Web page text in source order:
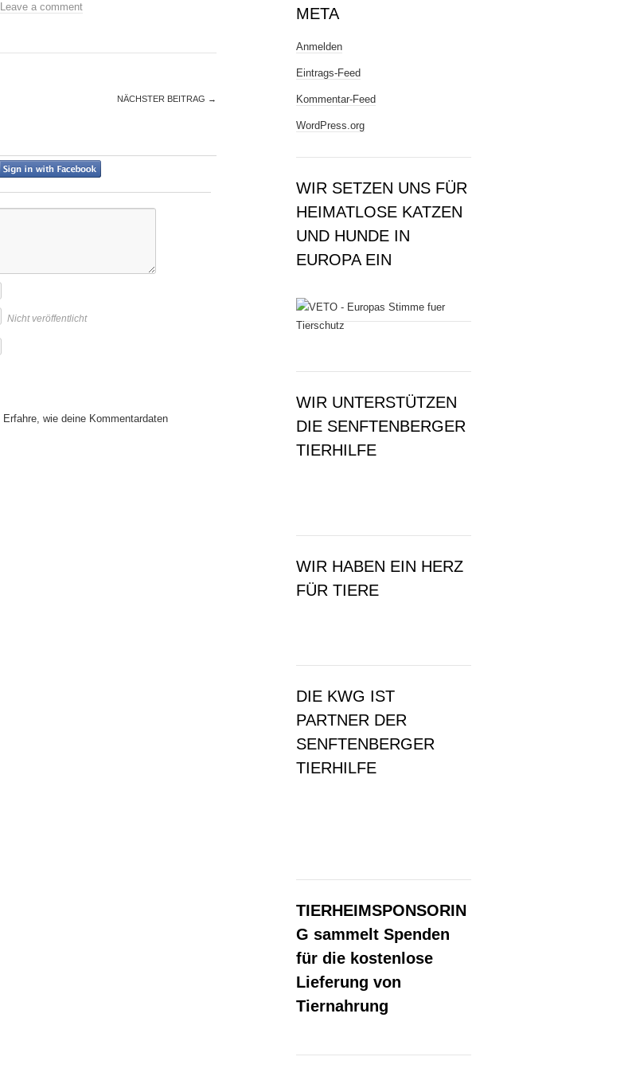
Leave a comment
NÄCHSTER BEITRAG →
Nicht veröffentlicht
Erfahre, wie deine Kommentardaten
META
Anmelden
Eintrags-Feed
Kommentar-Feed
WordPress.org
WIR SETZEN UNS FÜR
HEIMATLOSE KATZEN
UND HUNDE IN
EUROPA EIN
WIR UNTERSTÜTZEN
DIE SENFTENBERGER
TIERHILFE
WIR HABEN EIN HERZ
FÜR TIERE
DIE KWG IST
PARTNER DER
SENFTENBERGER
TIERHILFE
TIERHEIMSPONSORIN
G sammelt Spenden
für die kostenlose
Lieferung von
Tiernahrung